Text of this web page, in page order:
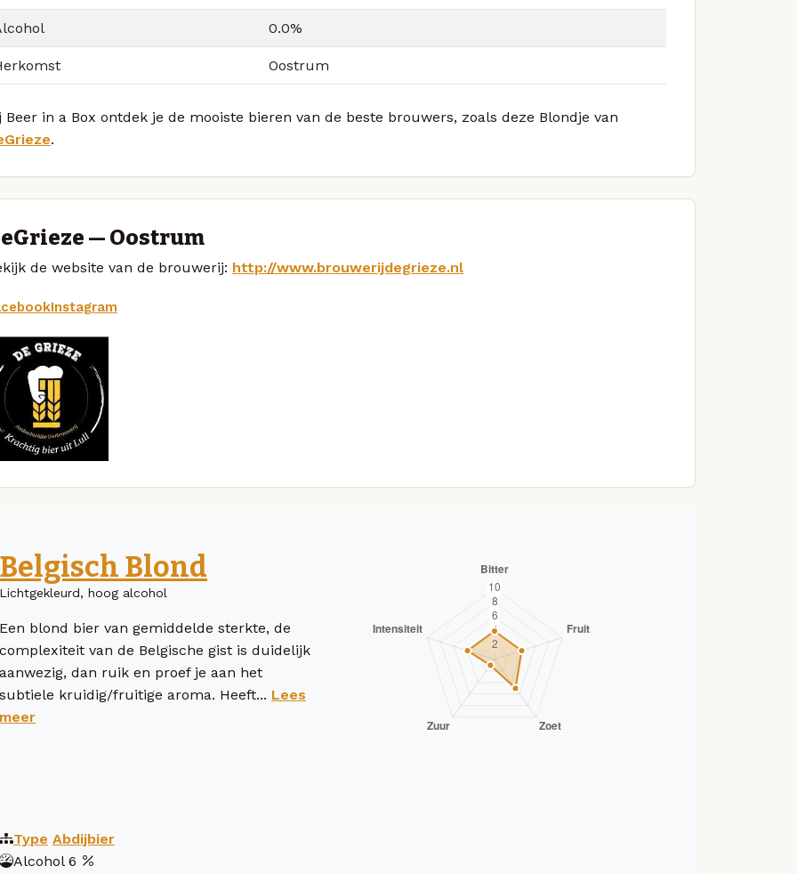
0.0%
Oostrum
Beer in a Box ontdek je de mooiste bieren van de beste brouwers, zoals deze Blondje van
.
— Oostrum
de website van de brouwerij: http://www.brouwerijdegrieze.nl
Instagram
Belgisch Blond
Lichtgekleurd, hoog alcohol
Een blond bier van gemiddelde sterkte, de
complexiteit van de Belgische gist is duidelijk
aanwezig, dan ruik en proef je aan het
subtiele kruidig/fruitige aroma. Heeft... Lees
meer
Type Abdijbier
Alcohol 6